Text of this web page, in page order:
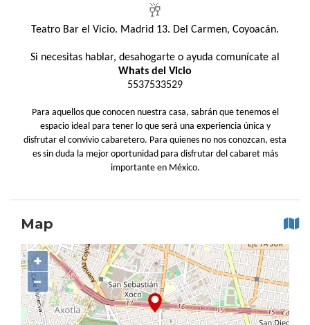
🥂
Teatro Bar el Vicio. Madrid 13. Del Carmen, Coyoacán.
Si necesitas hablar, desahogarte o ayuda comunícate al
Whats del Vicio
5537533529
Para aquellos que conocen nuestra casa, sabrán que tenemos el
espacio ideal para tener lo que será una experiencia única y
disfrutar el convivio cabaretero. Para quienes no nos conozcan, esta
es sin duda la mejor oportunidad para disfrutar del cabaret más
importante en México.
Map
+
−